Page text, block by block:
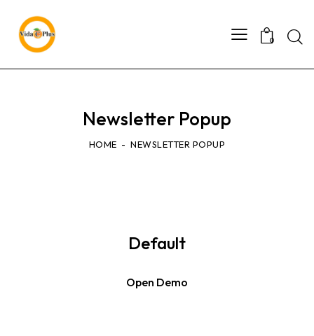
0
Newsletter Popup
HOME NEWSLETTER POPUP
Default
Open Demo